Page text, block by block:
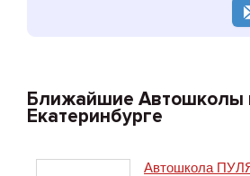
Ближайшие Автошколы
Екатеринбурге
Автошкола